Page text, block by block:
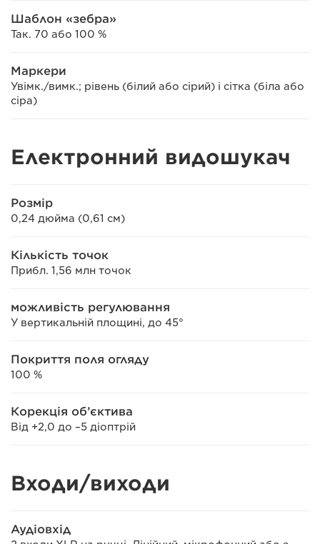
Шаблон «зебра»
Так. 70 або 100 %
Маркери
Увімк./вимк.; рівень (білий або сірий) і сітка (біла або
сіра)
Електронний видошукач
Розмір
0,24 дюйма (0,61 см)
Кількість точок
Прибл. 1,56 млн точок
можливість регулювання
У вертикальній площині, до 45°
Покриття поля огляду
100 %
Корекція об’єктива
Від +2,0 до –5 діоптрій
Входи/виходи
Аудіовхід